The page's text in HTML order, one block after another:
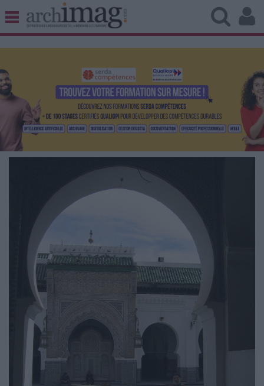
BIBLIOTHÈQUE ÉDITION
UNIVERS DATA
TRAVAIL COLLABORATIF
VIE NUMÉRIQUE
NUMÉRIQUE RESPONSABLE
LES DOSSIERS
LES NEWSLETTERS
LE MAGAZINE
LES GUIDES PRATIQUES
LES BASES DE DONNÉES
L'ESPACE EMPLOI
L'AGENDA
L'ANNUAIRE DES ACTEURS
LES LIVRES BLANCS